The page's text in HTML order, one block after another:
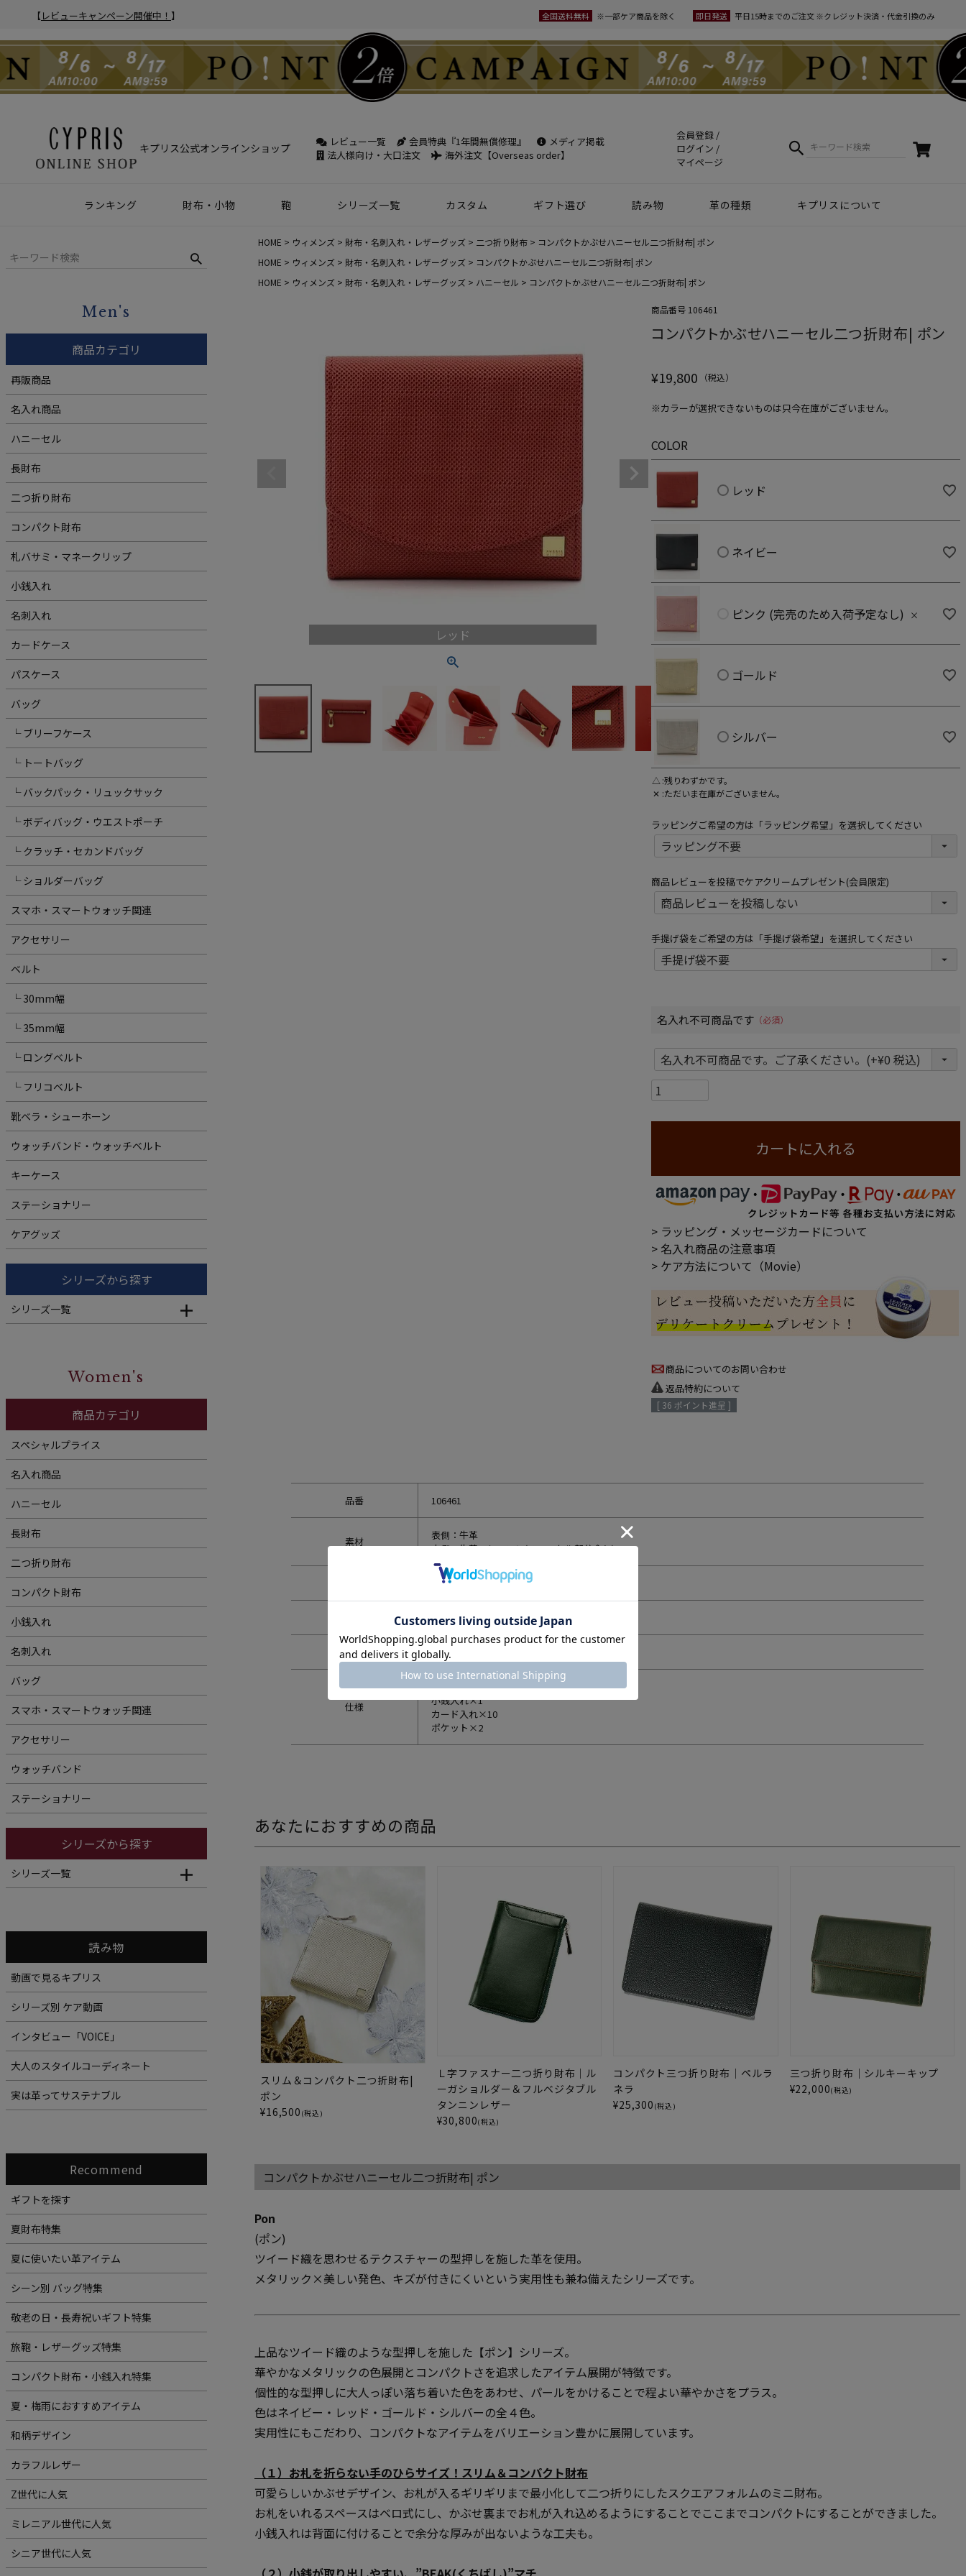
【 レビューキャンペーン開催中！ 】 全国送料無料 ※一部ケア商品を除く 即日発送 平日15時までのご注文 ※クレジット決済・代金引換のみ
キプリス公式オンラインショップ レビュー一覧 会員特典『1年間無償修理』
メディア掲載
法人様向け・大口注文
海外注文【Overseas order】
会員登録
ログイン
マイページ
検索
ランキング
財布・小物
ハニーセル
名刺入れ
ウィメンズ 名刺入れ
スペシャルプライス
スマホ・スマートウォッチ関連
再販アイテム
靴ベラ・シューホーン
ウォッチバンド
30mm幅
35mm幅
鞄
シリーズ一覧 カスタム
ギフト選び
読み物
革の種類
キプリスについて
Men's
商品カテゴリ
再販商品
名入れ商品
ハニーセル
長財布
二つ折り財布
コンパクト財布
札バサミ・マネークリップ
小銭入れ
名刺入れ
カードケース
パスケース
バッグ
└ ブリーフケース
└ トートバッグ
└ バックパック・リュックサック
└ ボディバッグ・ウエストポーチ
└ クラッチ・セカンドバッグ
└ ショルダーバッグ
スマホ・スマートウォッチ関連
アクセサリー
ベルト
└ 30mm幅
└ 35mm幅
└ ロングベルト
└ フリコベルト
靴ベラ・シューホーン
ウォッチバンド・ウォッチベルト
キーケース
ステーショナリー
ケアグッズ
シリーズから探す
シリーズ一覧
Women's
商品カテゴリ
スペシャルプライス
名入れ商品
ハニーセル
長財布
二つ折り財布
コンパクト財布
小銭入れ
名刺入れ
バッグ
スマホ・スマートウォッチ関連
アクセサリー
ウォッチバンド
ステーショナリー
シリーズから探す
シリーズ一覧
読み物
動画で見るキプリス
シリーズ別 ケア動画
インタビュー「VOICE」
大人のスタイルコーディネート
実は革ってサステナブル
Recommend
ギフトを探す
夏財布特集
夏に使いたい革アイテム
シーン別 バッグ特集
敬老の日・長寿祝いギフト特集
旅鞄・レザーグッズ特集
コンパクト財布・小銭入れ特集
夏・梅雨におすすめアイテム
和柄デザイン
カラフルレザー
Z世代に人気
ミレニアル世代に人気
シニア世代に人気
HOME ウィメンズ 財布・名刺入れ・レザーグッズ 二つ折り財布
コンパクトかぶせハニーセル二つ折財布| ポン
HOME
ウィメンズ 財布・名刺入れ・レザーグッズ
コンパクトかぶせハニーセル二つ折財布| ポン
HOME
ウィメンズ 財布・名刺入れ・レザーグッズ ハニーセル コンパクトかぶせハニーセル二つ折財布| ポン
レッド
商品番号 106461
コンパクトかぶせハニーセル二つ折財布| ポン
¥19,800
※カラーが選択できないものは只今在庫がございません。
COLOR
レッド
ネイビー
ピンク (完売のため入荷予定なし) ×
ゴールド
シルバー
△ 残りわずかです。
✕ ただいま在庫がございません。
ラッピングご希望の方は「ラッピング希望」を選択してください
商品レビューを投稿でケアクリームプレゼント(会員限定)
手提げ袋をご希望の方は「手提げ袋希望」を選択してください
名入れ不可商品です
カートに入れる
> ラッピング・メッセージカードについて
> 名入れ商品の注意事項
> ケア方法について（Movie）
商品についてのお問い合わせ
返品特約について
[ 36 ポイント進呈 ]
品番 106461
素材
表側：牛革
内側：牛革・レーヨン(ハニーセル部分含む)
W110×H93×D20mm ※おおよそのサイズです
120ｇ
生産国 日本
仕様
札入れ×1
小銭入れ×1
カード入れ×10
ポケット×2
あなたにおすすめの商品
スリム＆コンパクト二つ折財布|
ポン
¥16,500 (税込)
Ｌ字ファスナー二つ折り財布｜ル
ーガショルダー＆フルベジタブル
タンニンレザー
¥30,800(税込)
コンパクト三つ折り財布｜ペルラ
ネラ
¥25,300 (税込)
三つ折り財布｜シルキーキップ
¥22,000(税込)
コンパクトかぶせハニーセル二つ折財布| ポン
Pon
(ポン)
ツイード織を思わせるテクスチャーの型押しを施した革を使用。
メタリック×美しい発色、キズが付きにくいという実用性も兼ね備えたシリーズです。
上品なツイード織のような型押しを施した【ポン】シリーズ。
華やかなメタリックの色展開とコンパクトさを追求したアイテム展開が特徴です。
個性的な型押しに大人っぽい落ち着いた色をあわせ、パールをかけることで程よい華やかさをプラス。
色はネイビー・レッド・ゴールド・シルバーの全４色。
実用性にもこだわり、コンパクトなアイテムをバリエーション豊かに展開しています。
（１）お札を折らない手のひらサイズ！スリム＆コンパクト財布
可愛らしいかぶせデザイン、お札が入るギリギリまで最小化して二つ折りにしたスクエアフォルムのミニ財布。
お札をいれるスペースはベロ式にし、かぶせ裏までお札が入れ込めるようにすることでここまでコンパクトにすることができました。
小銭入れは背面に付けることで余分な厚みが出ないような工夫も。